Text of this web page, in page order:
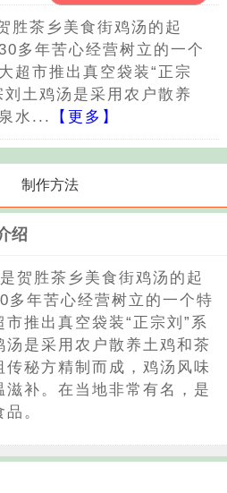
胜茶乡美食街鸡汤的起
多年苦心经营树立的一个
超市推出真空袋装“正宗
土鸡汤是采用农户散养
水...
【更多】
制作方法
绍
贺胜茶乡美食街鸡汤的起
多年苦心经营树立的一个特
推出真空袋装“正宗刘”系
是采用农户散养土鸡和茶
传秘方精制而成，鸡汤风味
补。在当地非常有名，是
。